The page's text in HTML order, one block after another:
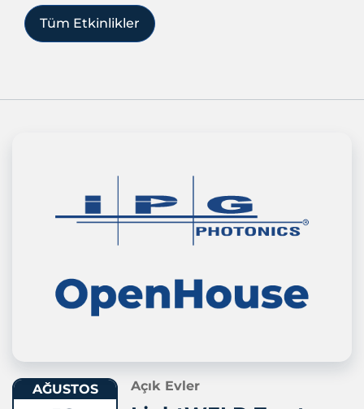
Tüm Etkinlikler
AĞUSTOS Açık Evler